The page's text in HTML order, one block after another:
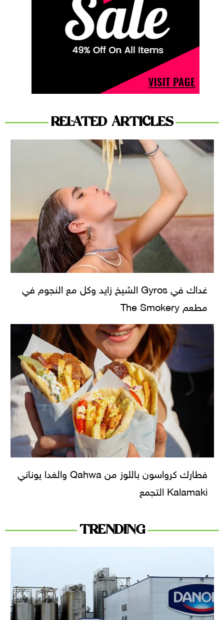
RELATED ARTICLES
غداك في Gyros الشيخ زايد وكل مع النجوم في
مطعم The Smokery
فطارك كرواسون باللوز من Qahwa والغدا يوناني
Kalamaki التجمع
TRENDING